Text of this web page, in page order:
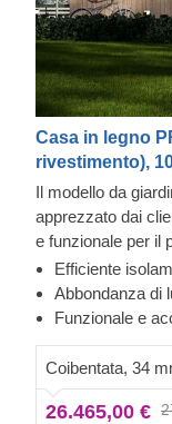
Casa in legno
rivestimento),
Il modello da
apprezzato dai
e funzionale per il
di questa bella e
offre infinite
facilmente
potrebbe
accessori
inclusi: facci
Efficiente
Abbondanza di
Funzionale e
Coibentata, 34
26.465,00 €